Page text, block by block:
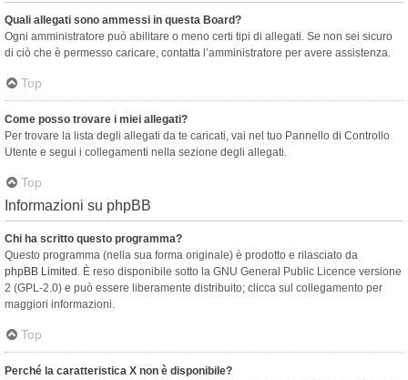
Quali allegati sono ammessi in questa Board?
Ogni amministratore può abilitare o meno certi tipi di allegati. Se non sei sicuro
di ciò che è permesso caricare, contatta l’amministratore per avere assistenza.
Top
Come posso trovare i miei allegati?
Per trovare la lista degli allegati da te caricati, vai nel tuo Pannello di Controllo
Utente e segui i collegamenti nella sezione degli allegati.
Top
Informazioni su phpBB
Chi ha scritto questo programma?
Questo programma (nella sua forma originale) è prodotto e rilasciato da
phpBB Limited . È reso disponibile sotto la GNU General Public Licence versione
2 (GPL-2.0) e può essere liberamente distribuito; clicca sul collegamento per
maggiori informazioni.
Top
Perché la caratteristica X non è disponibile?